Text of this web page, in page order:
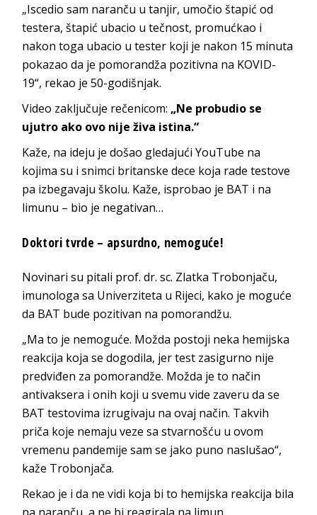
„Iscedio sam naranču u tanjir, umočio štapić od
testera, štapić ubacio u tečnost, promućkao i
nakon toga ubacio u tester koji je nakon 15 minuta
pokazao da je pomorandža pozitivna na KOVID-
19“, rekao je 50-godišnjak.
Video zaključuje rečenicom: „Ne probudio se
ujutro ako ovo nije živa istina.“
Kaže, na ideju je došao gledajući YouTube na
kojima su i snimci britanske dece koja rade testove
pa izbegavaju školu. Kaže, isprobao je BAT i na
limunu – bio je negativan…
Doktori tvrde – apsurdno, nemoguće!
Novinari su pitali prof. dr. sc. Zlatka Trobonjaču,
imunologa sa Univerziteta u Rijeci, kako je moguće
da BAT bude pozitivan na pomorandžu.
„Ma to je nemoguće. Možda postoji neka hemijska
reakcija koja se dogodila, jer test zasigurno nije
predviđen za pomorandže. Možda je to način
antivaksera i onih koji u svemu vide zaveru da se
BAT testovima izrugivaju na ovaj način. Takvih
priča koje nemaju veze sa stvarnošću u ovom
vremenu pandemije sam se jako puno naslušao“,
kaže Trobonjača.
Rekao je i da ne vidi koja bi to hemijska reakcija bila